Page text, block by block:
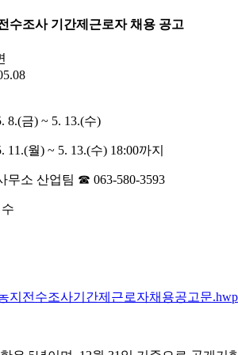
수조사 기간제근로자 채용 공고
8.(금) ~ 5. 13.(수)
월) ~ 5. 13.(수) 18:00까지
무소 산업팀 ☎ 063-580-3593
지전수조사기간제근로자채용공고문